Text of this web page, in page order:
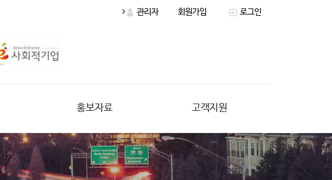
관리자 회원가입 로그인
홍보자료 고객지원